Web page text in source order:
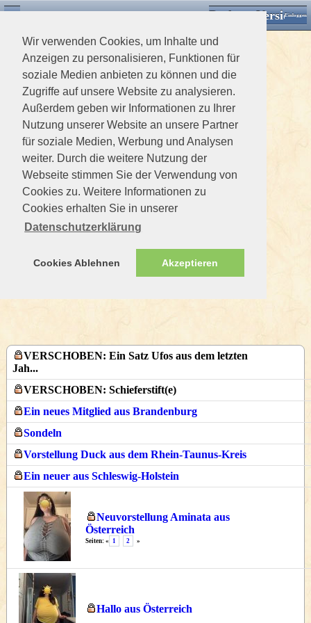
Wir verwenden Cookies, um Inhalte und
Anzeigen zu personalisieren, Funktionen für
soziale Medien anbieten zu können und die
Zugriffe auf unsere Website zu analysieren.
Außerdem geben wir Informationen zu Ihrer
Nutzung unserer Website an unsere Partner
für soziale Medien, Werbung und Analysen
weiter. Durch die weitere Nutzung der
Webseite stimmen Sie der Verwendung von
Cookies zu. Weitere Informationen zu
Cookies erhalten Sie in unserer
Datenschutzerklärung
Cookies Ablehnen Akzeptieren
Desktop VersionEinloggen
VERSCHOBEN: Ein Satz Ufos aus dem letzten
Jah...
VERSCHOBEN: Schieferstift(e)
Ein neues Mitglied aus Brandenburg
Sondeln
Vorstellung Duck aus dem Rhein-Taunus-Kreis
Ein neuer aus Schleswig-Holstein
Neuvorstellung Aminata aus
Österreich
Seiten: « 1 2 »
Hallo aus Österreich